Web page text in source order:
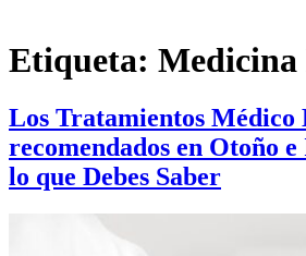
Etiqueta: Medicina
Los Tratamientos Médico
recomendados en Otoño
lo que Debes Saber